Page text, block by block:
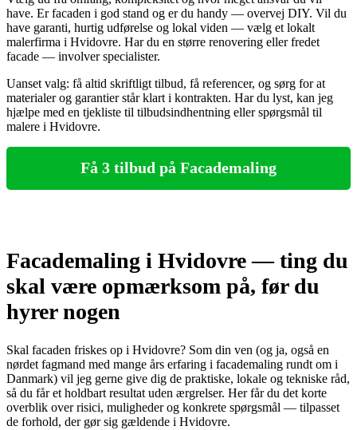
have. Er facaden i god stand og er du handy — overvej DIY. Vil du
have garanti, hurtig udførelse og lokal viden — vælg et lokalt
malerfirma i Hvidovre. Har du en større renovering eller fredet
facade — involver specialister.
Uanset valg: få altid skriftligt tilbud, få referencer, og sørg for at
materialer og garantier står klart i kontrakten. Har du lyst, kan jeg
hjælpe med en tjekliste til tilbudsindhentning eller spørgsmål til
malere i Hvidovre.
Få 3 tilbud på Facademaling
Facademaling i Hvidovre — ting du
skal være opmærksom på, før du
hyrer nogen
Skal facaden friskes op i Hvidovre? Som din ven (og ja, også en
nørdet fagmand med mange års erfaring i facademaling rundt om i
Danmark) vil jeg gerne give dig de praktiske, lokale og tekniske råd,
så du får et holdbart resultat uden ærgrelser. Her får du det korte
overblik over risici, muligheder og konkrete spørgsmål — tilpasset
de forhold, der gør sig gældende i Hvidovre.